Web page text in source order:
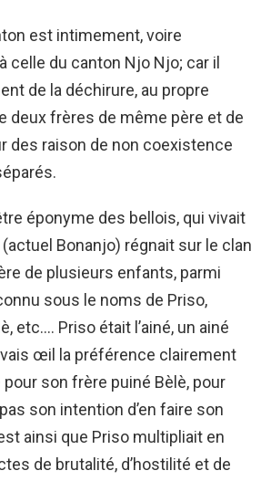
est intimement, voire
celle du canton Njo Njo; car il
de la déchirure, au propre
deux frères de même père et de
des raison de non coexistence
éponyme des bellois, qui vivait
Bonanjo) régnait sur le clan
de plusieurs enfants, parmi
sous le noms de Priso,
etc.… Priso était l’ainé, un ainé
œil la préférence clairement
son frère puiné Bèlè, pour
son intention d’en faire son
ainsi que Priso multipliait en
de brutalité, d’hostilité et de